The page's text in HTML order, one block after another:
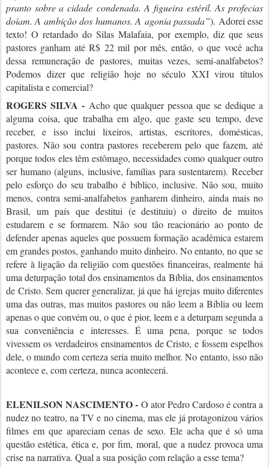
pranto sobre a cidade condenada. A figueira estéril. As profecias
doíam. A ambição dos humanos. A agonia passada”). Adorei esse
texto! O retardado do Silas Malafaia, por exemplo, diz que seus
pastores ganham até R$ 22 mil por mês, então, o que você acha
dessa remuneração de pastores, muitas vezes, semi-analfabetos?
Podemos dizer que religião hoje no século XXI virou títulos
capitalista e comercial?
ROGERS SILVA - Acho que qualquer pessoa que se dedique a
alguma coisa, que trabalha em algo, que gaste seu tempo, deve
receber, e isso inclui lixeiros, artistas, escritores, domésticas,
pastores. Não sou contra pastores receberem pelo que fazem, até
porque todos eles têm estômago, necessidades como qualquer outro
ser humano (alguns, inclusive, famílias para sustentarem). Receber
pelo esforço do seu trabalho é bíblico, inclusive. Não sou, muito
menos, contra semi-analfabetos ganharem dinheiro, ainda mais no
Brasil, um país que destitui (e destituiu) o direito de muitos
estudarem e se formarem. Não sou tão reacionário ao ponto de
defender apenas aqueles que possuem formação acadêmica estarem
em grandes postos, ganhando muito dinheiro. No entanto, no que se
refere à ligação da religião com questões financeiras, realmente há
uma deturpação total dos ensinamentos da Bíblia, dos ensinamentos
de Cristo. Sem querer generalizar, já que há igrejas muito diferentes
uma das outras, mas muitos pastores ou não leem a Bíblia ou leem
apenas o que convém ou, o que é pior, leem e a deturpam segunda a
sua conveniência e interesses. É uma pena, porque se todos
vivessem os verdadeiros ensinamentos de Cristo, e fossem espelhos
dele, o mundo com certeza seria muito melhor. No entanto, isso não
acontece e, com certeza, nunca acontecerá.
ELENILSON NASCIMENTO - O ator Pedro Cardoso é contra a
nudez no teatro, na TV e no cinema, mas ele já protagonizou vários
filmes em que apareciam cenas de sexo. Ele acha que é só uma
questão estética, ética e, por fim, moral, que a nudez provoca uma
crise na narrativa. Qual a sua posição com relação a esse tema?